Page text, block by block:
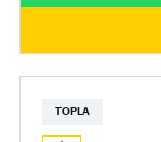
TOPLA